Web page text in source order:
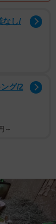
なし/
グ/2
～